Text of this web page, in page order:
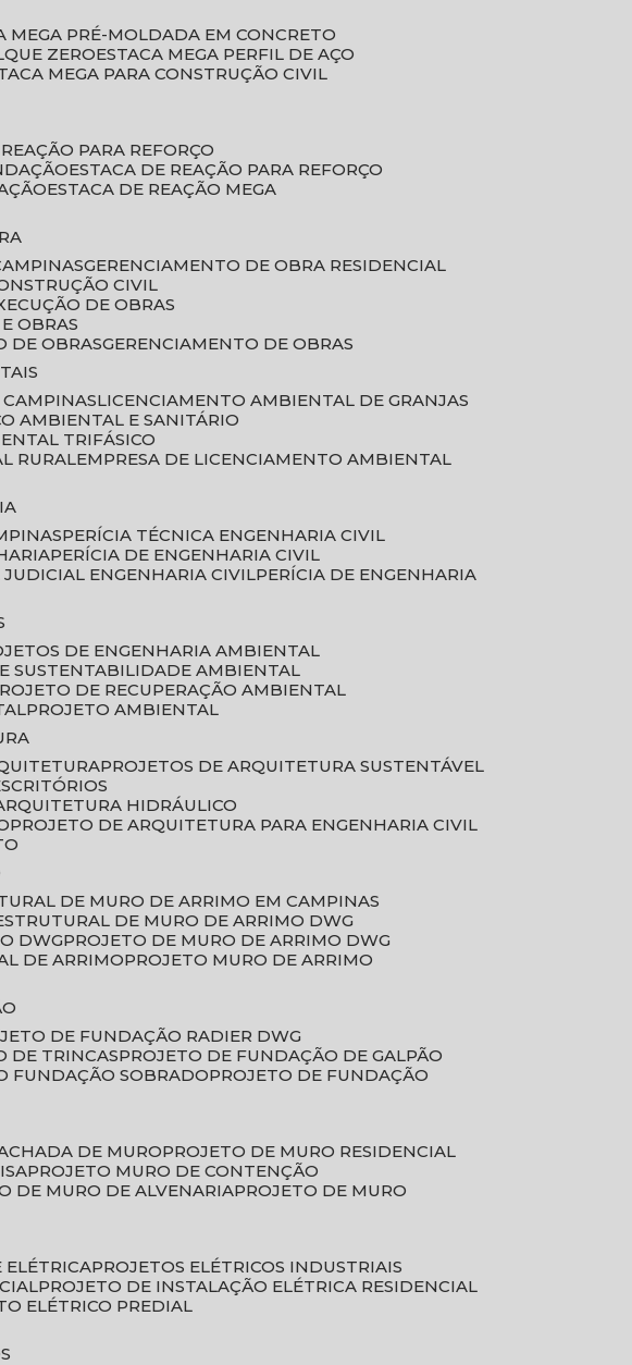
MEGA PRÉ-MOLDADA EM CONCRETO
ZERO
ESTACA MEGA PERFIL DE AÇO
MEGA PARA CONSTRUÇÃO CIVIL
REAÇÃO PARA REFORÇO
ESTACA DE REAÇÃO PARA REFORÇO
ESTACA DE REAÇÃO MEGA
GERENCIAMENTO DE OBRA RESIDENCIAL
CIVIL
DE OBRAS
OBRAS
DE OBRAS
GERENCIAMENTO DE OBRAS
LICENCIAMENTO AMBIENTAL DE GRANJAS
AMBIENTAL E SANITÁRIO
TRIFÁSICO
RURAL EMPRESA DE LICENCIAMENTO AMBIENTAL
PERÍCIA TÉCNICA ENGENHARIA CIVIL
PERÍCIA DE ENGENHARIA CIVIL
JUDICIAL ENGENHARIA CIVIL
PERÍCIA DE ENGENHARIA
DE ENGENHARIA AMBIENTAL
SUSTENTABILIDADE AMBIENTAL
PROJETO DE RECUPERAÇÃO AMBIENTAL
PROJETO AMBIENTAL
PROJETOS DE ARQUITETURA SUSTENTÁVEL
HIDRÁULICO
PROJETO DE ARQUITETURA PARA ENGENHARIA CIVIL
DE MURO DE ARRIMO EM CAMPINAS
DE MURO DE ARRIMO DWG
DWG
PROJETO DE MURO DE ARRIMO DWG
DE ARRIMO
PROJETO MURO DE ARRIMO
DE FUNDAÇÃO RADIER DWG
DE TRINCAS
PROJETO DE FUNDAÇÃO DE GALPÃO
FUNDAÇÃO SOBRADO
PROJETO DE FUNDAÇÃO
DE MURO
PROJETO DE MURO RESIDENCIAL
PROJETO MURO DE CONTENÇÃO
DE MURO DE ALVENARIA
PROJETO DE MURO
ELÉTRICA
PROJETOS ELÉTRICOS INDUSTRIAIS
PROJETO DE INSTALAÇÃO ELÉTRICA RESIDENCIAL
ELÉTRICO PREDIAL